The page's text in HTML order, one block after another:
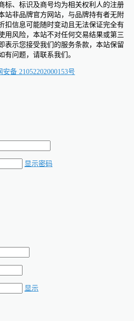
标、标识及商号均为相关权利人的注册
站非品牌官方网站，与品牌持有者无附
扣信息可能随时变动且无法保证完全有
用风险，本站不对任何交易结果或第三
表示您接受我们的服务条款，本站保留
有问题，请联系我们。
安备 21052202000153号
显示密码
显示